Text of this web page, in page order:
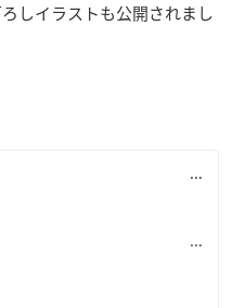
しイラストも公開されまし